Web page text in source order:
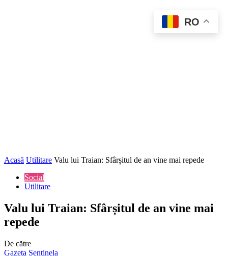
Acasă Utilitare Valu lui Traian: Sfârșitul de an vine mai repede
Social
Utilitare
Valu lui Traian: Sfârșitul de an vine mai
repede
De către
Gazeta Sentinela
RO